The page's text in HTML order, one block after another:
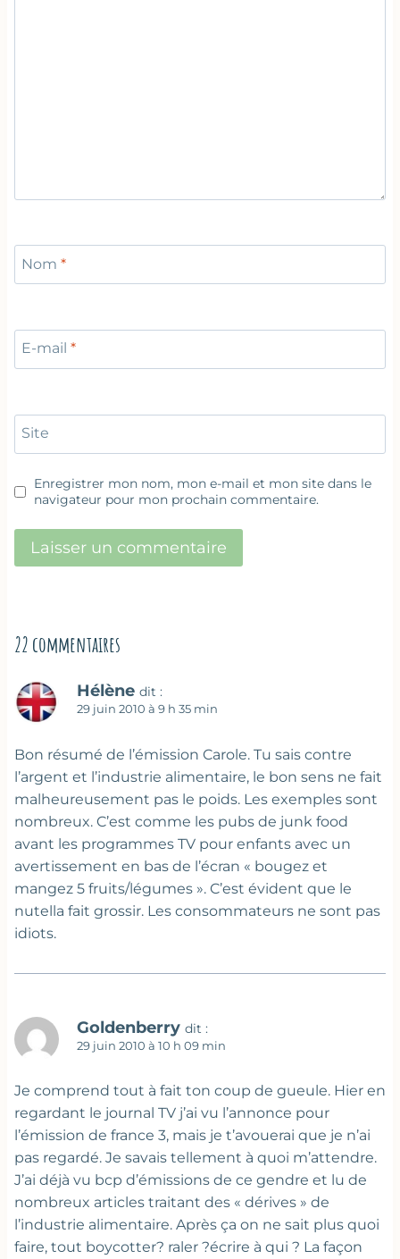
Nom *
E-mail *
Site
Enregistrer mon nom, mon e-mail et mon site dans le
navigateur pour mon prochain commentaire.
22 commentaires
Hélène dit :
29 juin 2010 à 9 h 35 min
Bon résumé de l’émission Carole. Tu sais contre
l’argent et l’industrie alimentaire, le bon sens ne fait
malheureusement pas le poids. Les exemples sont
nombreux. C’est comme les pubs de junk food
avant les programmes TV pour enfants avec un
avertissement en bas de l’écran « bougez et
mangez 5 fruits/légumes ». C’est évident que le
nutella fait grossir. Les consommateurs ne sont pas
idiots.
Goldenberry dit :
29 juin 2010 à 10 h 09 min
Je comprend tout à fait ton coup de gueule. Hier en
regardant le journal TV j’ai vu l’annonce pour
l’émission de france 3, mais je t’avouerai que je n’ai
pas regardé. Je savais tellement à quoi m’attendre.
J’ai déjà vu bcp d’émissions de ce gendre et lu de
nombreux articles traitant des « dérives » de
l’industrie alimentaire. Après ça on ne sait plus quoi
faire, tout boycotter? raler ?écrire à qui ? La façon